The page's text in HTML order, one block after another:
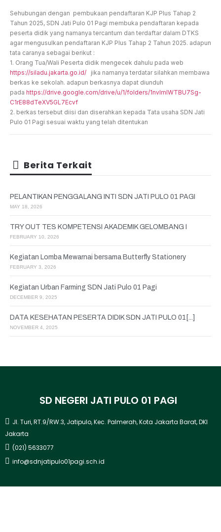
Sehubungan dengan pembukaan pendaftaran KJP Plus Tahap 2
Tahun 2025, SDN Jati Pulo 01 Pagi membuka pendaftaran kepada
peserta didik yang namanya tercantum dan terdaftar dalam DTKS
agar mengusulkan pendaftaran KJP Plus Tahap 2 Tahun 2025. adapun
tata caranya sebagai berikut :
1. Orang Tua/Wali Peserta didik mengecek dahulu pada web
https://siladu.jakarta.go.id/ jika namanya terdatar silahkan membawa
berkas ke sekolah. adapun berkasnya dapat diunduh
pada https://drive.google.com/drive/u/1/folders/1nvlmIWTBU7Sg-
C1rE88dTeXV5GL7Ecvf
2. berkas tersebut diisi dan diserahkan kepada Tata usaha SDN Jati
Pulo 01 Pagi sesuai waktu yang telah ditentukan
Berita Terkait
PELANTIKAN PENGGALANG INTI SDN JATI PULO 01 PAGI
MAY 18, 2026
TRY OUT TES KOMPETENSI AKADEMIK GELOMBANG I
FEBRUARY 10, 2026
Kegiatan Lomba Mewarnai bersama Butterfly Stationery
FEBRUARY 3, 2026
Kegiatan Urban Farming SDN Jati Pulo 01 Pagi
DECEMBER 9, 2025
DATA KESEHATAN PESERTA DIDIK SDN JATI PULO 01[...]
NOVEMBER 4, 2025
SD NEGERI JATI PULO 01 PAGI
Jl. Turi, RT.9/RW.3, Jatipulo, Kec. Palmerah, Kota Jakarta Barat, DKI
Jakarta
(021) 5633077
info@sdnjatipulo01pagi.sch.id